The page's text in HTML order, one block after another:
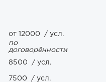
от 12000 / усл.
по
договорённости
8500 / усл.
7500 / усл.